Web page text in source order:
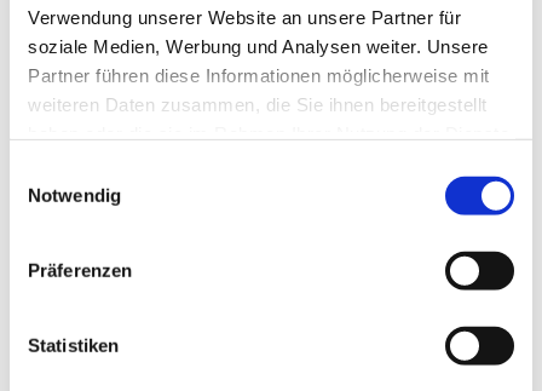
Verwendung unserer Website an unsere Partner für
soziale Medien, Werbung und Analysen weiter. Unsere
Partner führen diese Informationen möglicherweise mit
weiteren Daten zusammen, die Sie ihnen bereitgestellt
Notwendig
Präferenzen
Statistiken
Garnitur
30 ST Esskastanie, glaciert
10 ST
gelbe Baby-Melanzani
10 ST Erbsenschote, in Streifen geschnitten sautiert
Ente à la Orange